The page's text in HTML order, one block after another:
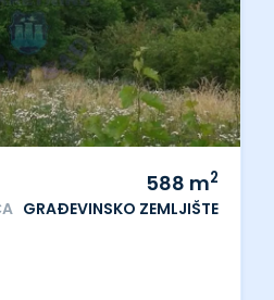
588 m2
GRAĐEVINSKO ZEMLJIŠTE